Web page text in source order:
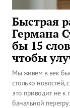
Быстрая
Германа
бы 15
чтобы
Мы живем в век
столько новостей,
это приводит не к
банальной